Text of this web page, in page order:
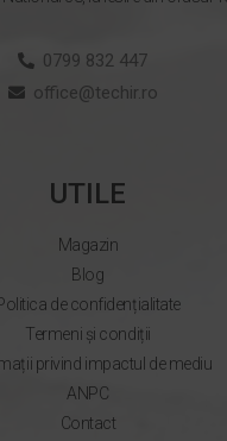
0799 832 447
office@techir.ro
UTILE
Magazin
Blog
de confidențialitate
Termeni și condiții
privind impactul de mediu
ANPC
Contact